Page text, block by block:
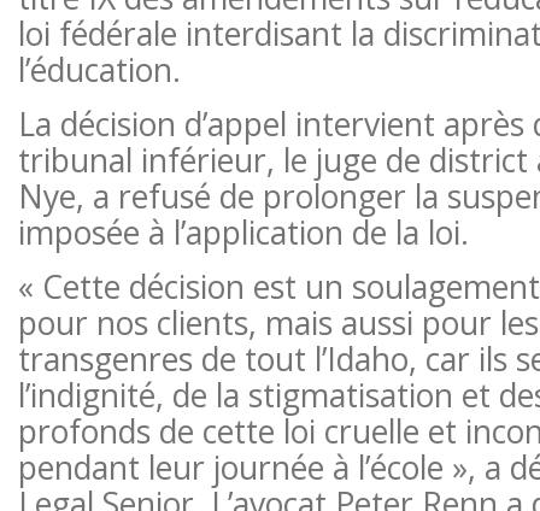
loi fédérale interdisant la
l’éducation.
La décision d’appel intervient après
tribunal inférieur, le juge de district
Nye, a refusé de prolonger la
imposée à l’application de la loi.
« Cette décision est un
pour nos clients, mais aussi pour
transgenres de tout l’Idaho, car ils
l’indignité, de la stigmatisation et
profonds de cette loi cruelle et
pendant leur journée à l’école », a